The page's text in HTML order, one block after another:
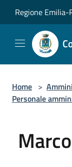
Regione Emilia-
Home >
Personale